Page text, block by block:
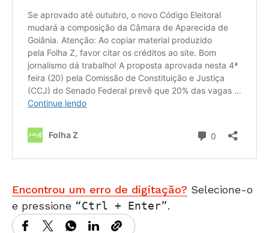
Encontrou um erro de digitação? Selecione-o
e pressione
Ctrl + Enter .